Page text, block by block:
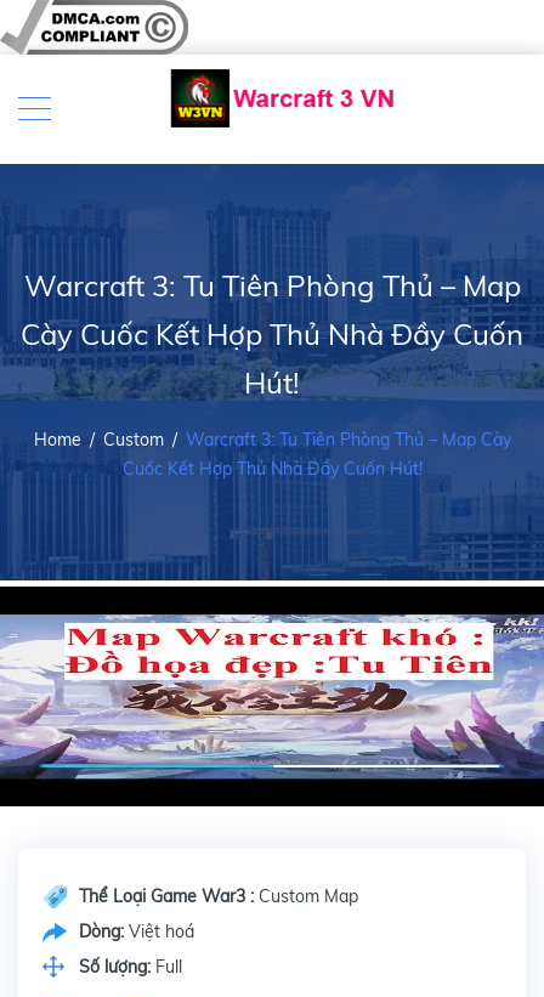
Warcraft 3: Tu Tiên Phòng Thủ – Map
Cày Cuốc Kết Hợp Thủ Nhà Đầy Cuốn
Hút!
Home / Custom / Warcraft 3: Tu Tiên Phòng Thủ – Map Cày
Cuốc Kết Hợp Thủ Nhà Đầy Cuốn Hút!
Thể Loại Game War3 : Custom Map
Dòng: Việt hoá
Số lượng: Full